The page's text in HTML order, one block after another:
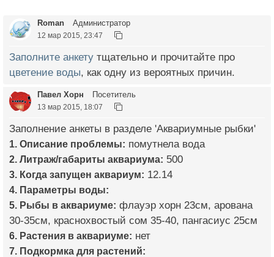
Roman Администратор
12 мар 2015, 23:47
Заполните анкету тщательно и прочитайте про
цветение воды, как одну из вероятных причин.
Павел Хорн Посетитель
13 мар 2015, 18:07
Заполнение анкеты в разделе 'Аквариумные рыбки'
1. Описание проблемы: помутнела вода
2. Литраж/габариты аквариума: 500
3. Когда запущен аквариум: 12.14
4. Параметры воды:
5. Рыбы в аквариуме: флауэр хорн 23см, арована
30-35см, краснохвостый сом 35-40, пангасиус 25см
6. Растения в аквариуме: нет
7. Подкормка для растений: